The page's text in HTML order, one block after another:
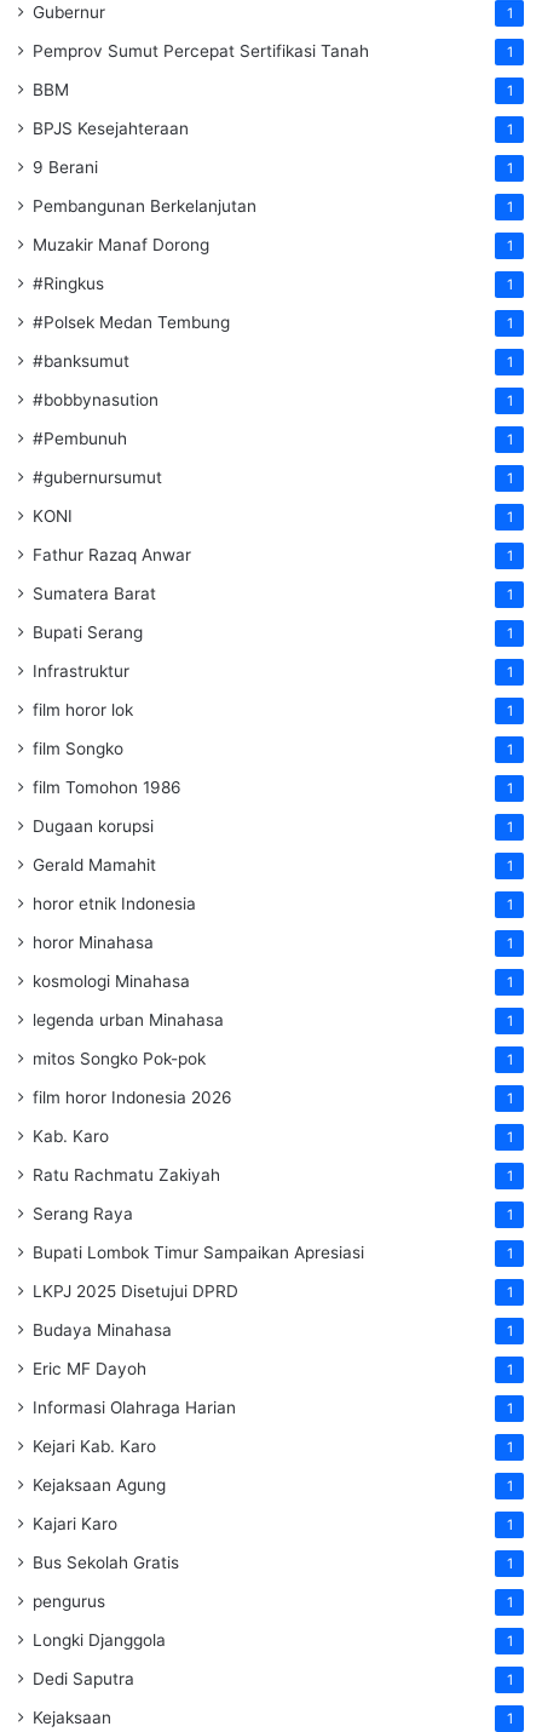
Gubernur 1
Pemprov Sumut Percepat Sertifikasi Tanah 1
BBM 1
BPJS Kesejahteraan 1
9 Berani 1
Pembangunan Berkelanjutan 1
Muzakir Manaf Dorong 1
#Ringkus 1
#Polsek Medan Tembung 1
#banksumut 1
#bobbynasution 1
#Pembunuh 1
#gubernursumut 1
KONI 1
Fathur Razaq Anwar 1
Sumatera Barat 1
Bupati Serang 1
Infrastruktur 1
film horor lok 1
film Songko 1
film Tomohon 1986 1
Dugaan korupsi 1
Gerald Mamahit 1
horor etnik Indonesia 1
horor Minahasa 1
kosmologi Minahasa 1
legenda urban Minahasa 1
mitos Songko Pok-pok 1
film horor Indonesia 2026 1
Kab. Karo 1
Ratu Rachmatu Zakiyah 1
Serang Raya 1
Bupati Lombok Timur Sampaikan Apresiasi 1
LKPJ 2025 Disetujui DPRD 1
Budaya Minahasa 1
Eric MF Dayoh 1
Informasi Olahraga Harian 1
Kejari Kab. Karo 1
Kejaksaan Agung 1
Kajari Karo 1
Bus Sekolah Gratis 1
pengurus 1
Longki Djanggola 1
Dedi Saputra 1
Kejaksaan 1